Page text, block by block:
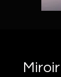
Miroir